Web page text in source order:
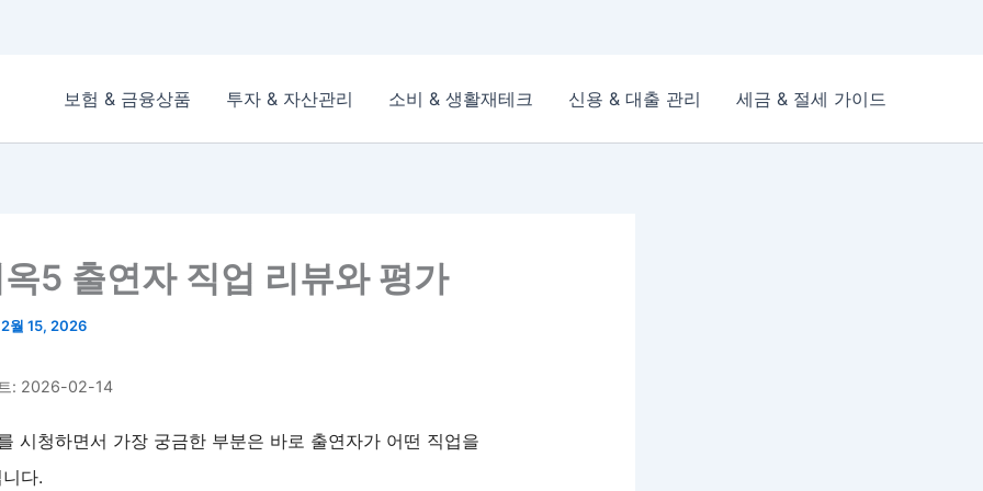
보험 & 금융상품 투자 & 자산관리 소비 & 생활재테크 신용 & 대출 관리 세금 & 절세 가이드
5 출연자 직업 리뷰와 평가
2월 15, 2026
: 2026-02-14
시청하면서 가장 궁금한 부분은 바로 출연자가 어떤 직업을
다.